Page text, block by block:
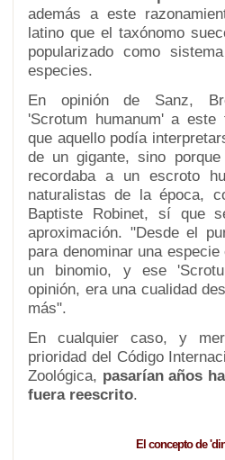
además a este
latino que el taxónomo
popularizado como
especies.
En opinión de Sanz,
'Scrotum humanum' a este
que aquello podía
de un gigante, sino
recordaba a un escroto
naturalistas de la época,
Baptiste Robinet, sí que
aproximación. "Desde el
para denominar una
un binomio, y ese
opinión, era una cualidad
más".
En cualquier caso, y
prioridad del Código
Zoológica, pasarían años
fuera reescrito.
El concepto de